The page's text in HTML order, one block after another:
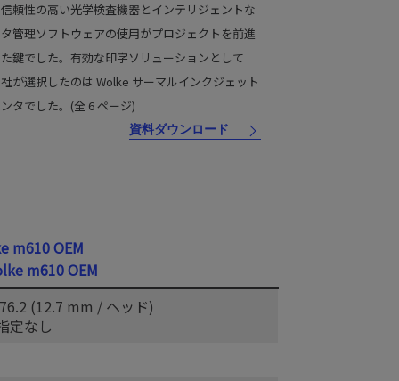
頼性の高い光学検査機器とインテリジェントな
管理ソフトウェアの使用がプロジェクトを前進
鍵でした。有効な印字ソリューションとして
社が選択したのは Wolke サーマルインクジェット
タでした。(全 6 ページ)
資料ダウンロード
m610 OEM
(12.7 mm / ヘッド)
定なし